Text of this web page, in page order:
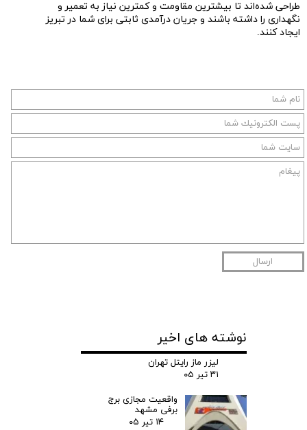
طراحی شده‌اند تا بیشترین مقاومت و کمترین نیاز به تعمیر و
نگهداری را داشته باشند و جریان درآمدی ثابتی برای شما در تبریز
ایجاد کنند.
ارسال
نوشته های اخیر
لیزر ماز رایتل تهران
۳۱ تیر ۰۵
واقعیت مجازی برج
برفی مشهد
۱۴ تیر ۰۵